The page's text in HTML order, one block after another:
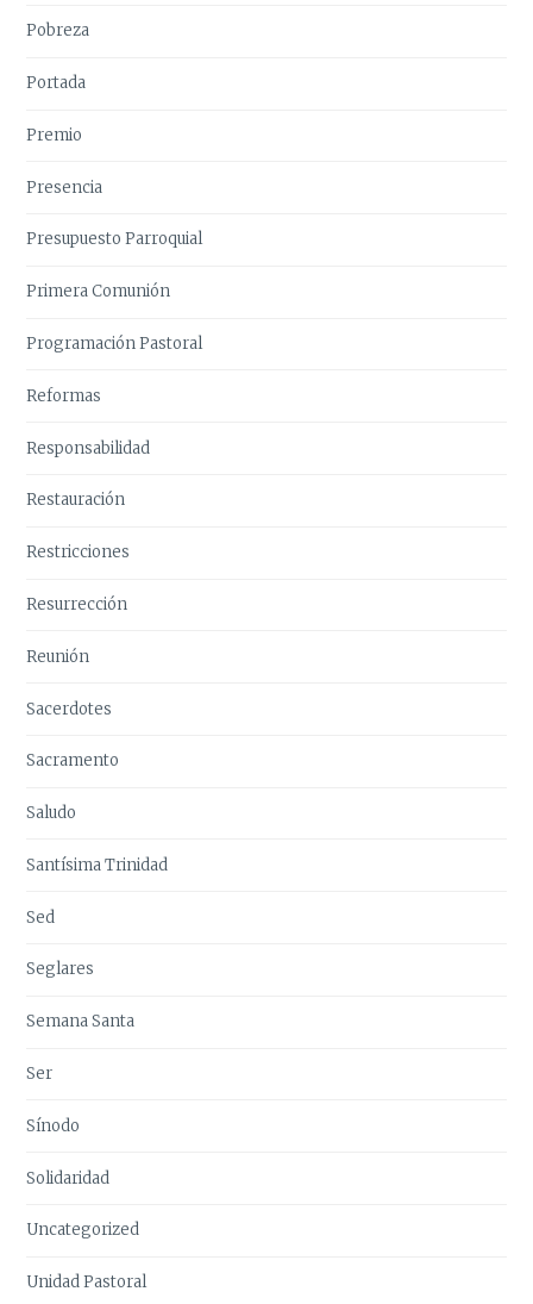
Pobreza
Portada
Premio
Presencia
Presupuesto Parroquial
Primera Comunión
Programación Pastoral
Reformas
Responsabilidad
Restauración
Restricciones
Resurrección
Reunión
Sacerdotes
Sacramento
Saludo
Santísima Trinidad
Sed
Seglares
Semana Santa
Ser
Sínodo
Solidaridad
Uncategorized
Unidad Pastoral